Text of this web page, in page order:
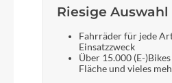
Shimano
Acros Rw735 1.5
Riesige Auswahl
Fahrräder für jede
Einsatzzweck
Über 15.000 (E-
Fläche und vieles